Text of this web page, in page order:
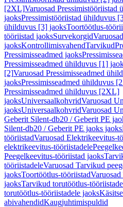
[2XL]Varuosad
jaoksPressimistööriistad ühilduvus
ühilduvus [3] jaoksToortöötlus-
tööriistad jaoksSurvekorgid
jaoksKontrollimisvahendTarvikud
Pressimisseadmed jaoks
Pressimisseadmed ühilduvus [1]
[2]Varuosad Pressimisseadmed
jaoksPressimisseadmed ühilduvus
Pressimisseadmed ühilduvus [2XL]
jaoksUniversaalkohvridVaruosad
jaoksUniversaalkohvridVaruosad
Geberit Silent-db20 / Geberit PE
Silent-db20 / Geberit PE jaoks jaoks
tööriistadVaruosad Elektrikeevitus-
elektrikeevitus-tööriistadele
Peegelkeevitus-tööriistad jaoks
tööriistadeleVaruosad Tarvikud
jaoksToortöötlus-tööriistad
jaoksTarvikud torutöötlus-
torutöötlus-tööriistadele jaoks
abivahendidKaugjuhtimispuldid